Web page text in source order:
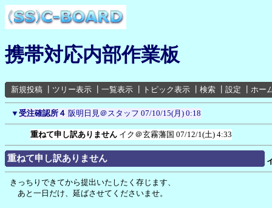
携帯対応内部作業板
新規投稿 ツリー表示 一覧表示 トピック表示 検索 設定 ホー
▼ 受注確認所４ 阪明日見＠スタッフ 07/10/15(月) 0:18
重ねて申し訳ありません イク＠玄霧藩国 07/12/1(土) 4:33
重ねて申し訳ありません
きっちりできてから提出いたしたく存じます、
あと一日だけ、延ばさせてくださいませ。